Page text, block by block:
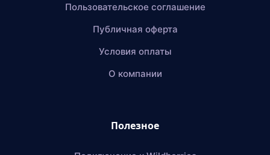
Пользовательское соглашение
Публичная оферта
Условия оплаты
О компании
Полезное